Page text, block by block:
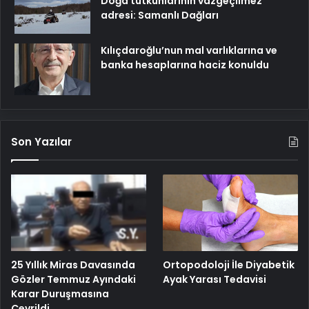
adresi: Samanlı Dağları
Kılıçdaroğlu’nun mal varlıklarına ve
banka hesaplarına haciz konuldu
Son Yazılar
25 Yıllık Miras Davasında
Gözler Temmuz Ayındaki
Karar Duruşmasına
Ortopodoloji İle Diyabetik
Ayak Yarası Tedavisi